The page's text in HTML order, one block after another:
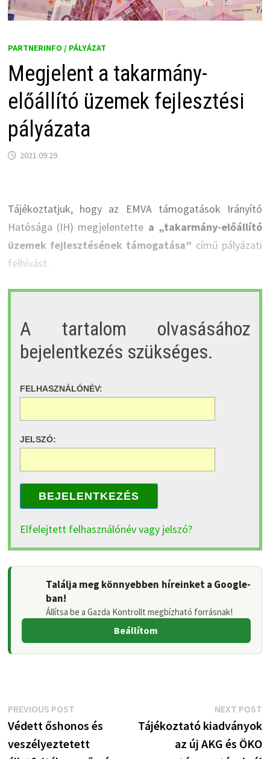
PARTNERINFO / PÁLYÁZAT
Megjelent a takarmány-
előállító üzemek fejlesztési
pályázata
2021.09.29.
Tájékoztatjuk, hogy az EMVA támogatások Irányító
Hatósága (IH) megjelentette a „takarmány-előállító
üzemek fejlesztésének támogatása” című pályázati
felhívást.
A tartalom olvasásához
bejelentkezés szükséges.
FELHASZNÁLÓNÉV:
JELSZÓ:
BEJELENTKEZÉS
Elfelejtett felhasználónév vagy jelszó?
Találja meg könnyebben híreinket a Google-
ban!
Állítsa be a Gazda Kontrollt megbízható forrásnak!
Beállítom
Bejegyzés
navigáció
PREVIOUS POSTPrevious
post:
Védett őshonos és
veszélyeztetett
NEXT POST
Tájékoztató kiadványok
az új AKG és ÖKO